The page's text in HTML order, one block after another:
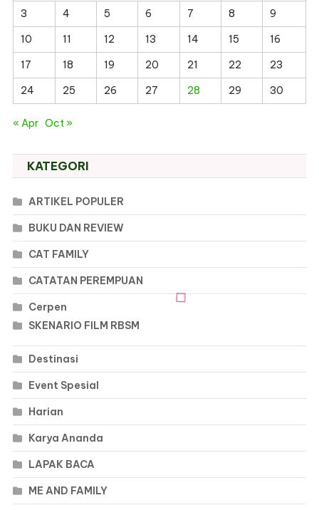
3
4 5 6 7 8
9
10
11 12 13 14 15
16
17
18 19 20 21 22
23
24
25 26 27 28 29 30
« Apr Oct »
KATEGORI
ARTIKEL POPULER
BUKU DAN REVIEW
CAT FAMILY
CATATAN PEREMPUAN
Cerpen
SKENARIO FILM RBSM
Destinasi
Event Spesial
Harian
Karya Ananda
LAPAK BACA
ME AND FAMILY